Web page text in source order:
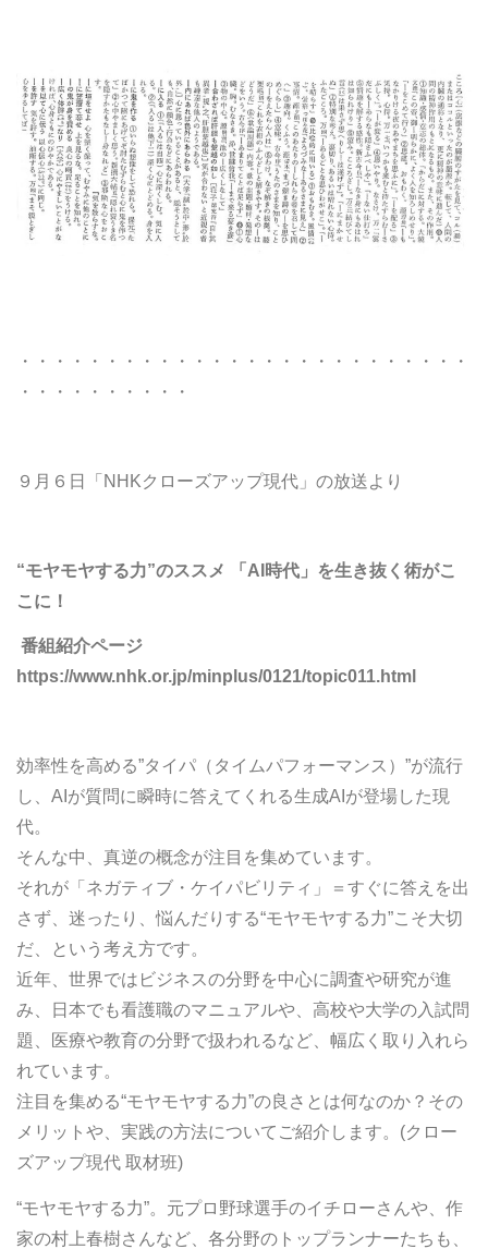
・・・・・・・・・・・・・・・・・・・・・・・・・・
・・・・・・・・・・
９月６日「NHKクローズアップ現代」の放送より
“モヤモヤする力”のススメ 「AI時代」を生き抜く術がこ
こに！
番組紹介ページ
https://www.nhk.or.jp/minplus/0121/topic011.html
効率性を高める”タイパ（タイムパフォーマンス）”が流行
し、AIが質問に瞬時に答えてくれる生成AIが登場した現
代。
そんな中、真逆の概念が注目を集めています。
それが「ネガティブ・ケイパビリティ」＝すぐに答えを出
さず、迷ったり、悩んだりする“モヤモヤする力”こそ大切
だ、という考え方です。
近年、世界ではビジネスの分野を中心に調査や研究が進
み、日本でも看護職のマニュアルや、高校や大学の入試問
題、医療や教育の分野で扱われるなど、幅広く取り入れら
れています。
注目を集める“モヤモヤする力”の良さとは何なのか？その
メリットや、実践の方法についてご紹介します。(クロー
ズアップ現代 取材班)
“モヤモヤする力”。元プロ野球選手のイチローさんや、作
家の村上春樹さんなど、各分野のトップランナーたちも、